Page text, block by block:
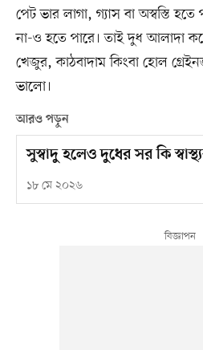
পেট ভার লাগা, গ্যাস বা অস্বস্তি হতে
না-ও হতে পারে। তাই দুধ আলাদা
খেজুর, কাঠবাদাম কিংবা হোল
ভালো।
আরও পড়ুন
সুস্বাদু হলেও দুধের সর কি
১৮ মে ২০২৬